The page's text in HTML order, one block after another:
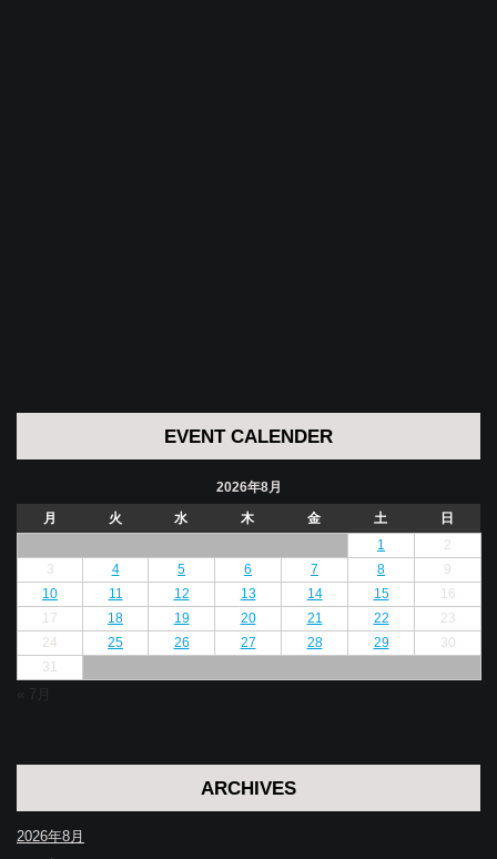
EVENT CALENDER
2026年8月
月
火 水 木 金 土
日
1
2
3
4 5 6 7 8
9
10
11 12 13 14 15
16
17
18 19 20 21 22
23
24
25 26 27 28 29
30
31
« 7月
ARCHIVES
2026年8月